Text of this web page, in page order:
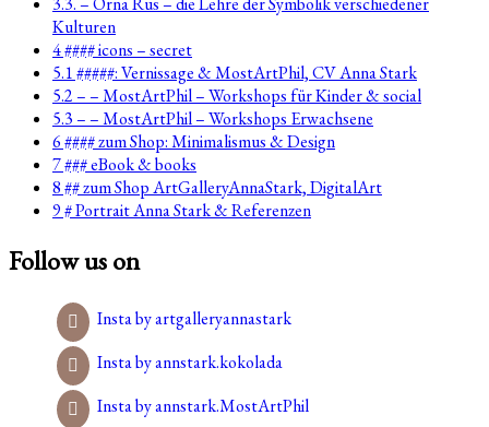
Kulturen
4 #### icons – secret
5.1 #####: Vernissage & MostArtPhil, CV Anna Stark
5.2 – – MostArtPhil – Workshops für Kinder & social
5.3 – – MostArtPhil – Workshops Erwachsene
6 #### zum Shop: Minimalismus & Design
7 ### eBook & books
8 ## zum Shop ArtGalleryAnnaStark, DigitalArt
9 # Portrait Anna Stark & Referenzen
Follow us on
Insta by artgalleryannastark
Insta by annstark.kokolada
Insta by annstark.MostArtPhil